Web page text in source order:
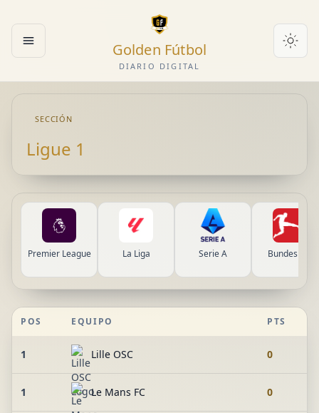
Abrir menú Golden Fútbol
DIARIO DIGITAL
SECCIÓN
Ligue 1
Premier League La Liga Serie A Bundesliga
POS EQUIPO PTS
1 Lille OSC 0
1 Le Mans FC 0